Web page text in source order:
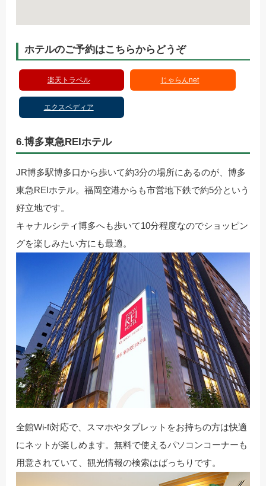
ホテルのご予約はこちらからどうぞ
楽天トラベル じゃらんnet
エクスペディア
6.博多東急REIホテル
JR博多駅博多口から歩いて約3分の場所にあるのが、博多
東急REIホテル。福岡空港からも市営地下鉄で約5分という
好立地です。
キャナルシティ博多へも歩いて10分程度なのでショッピン
グを楽しみたい方にも最適。
全館Wi-fi対応で、スマホやタブレットをお持ちの方は快適
にネットが楽しめます。無料で使えるパソコンコーナーも
用意されていて、観光情報の検索はばっちりです。